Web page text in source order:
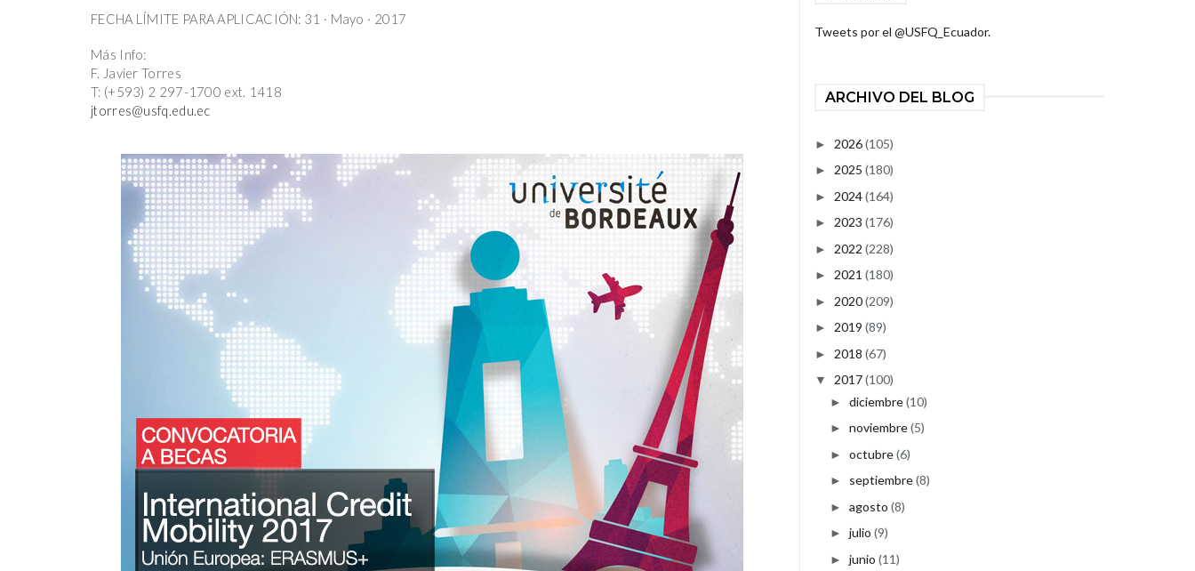
FECHA LÍMITE PARA APLICACIÓN: 31 · Mayo · 2017
Más Info:
F. Javier Torres
T: (+593) 2 297-1700 ext. 1418
jtorres@usfq.edu.ec
Tweets por el @USFQ_Ecuador.
ARCHIVO DEL BLOG
► 2026(105)
► 2025 (180)
► 2024(164)
► 2023 (176)
► 2022 (228)
► 2021 (180)
► 2020(209)
► 2019 (89)
► 2018 (67)
▼ 2017(100)
► diciembre(10)
► noviembre(5)
► octubre(6)
► septiembre(8)
► agosto (8)
► julio (9)
► junio (11)